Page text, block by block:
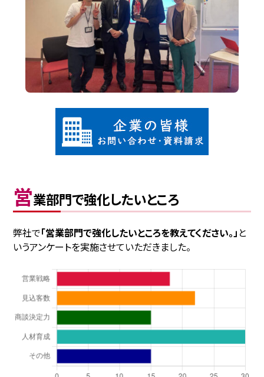
営業部門で強化したいところ
弊社で「営業部門で強化したいところを教えてください。」 と
いうアンケートを実施させていただきました。